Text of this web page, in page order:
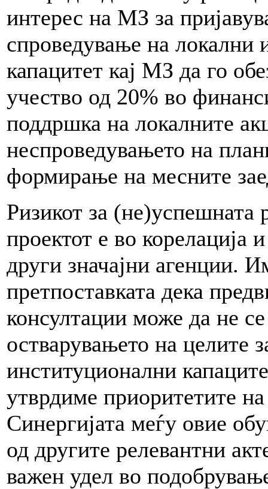
интерес на МЗ за
спроведување на локални
капацитет кај МЗ да го
учество од 20% во
поддршка на локалните
неспроведувањето на
формирање на месните
Ризикот за (не)успешната
проектот е во корелација
други значајни агенции.
претпоставката дека
консултации може да не
остварувањето на целите
институционални
утврдиме приоритетите
Синергијата меѓу овие
од другите релевантни
важен удел во